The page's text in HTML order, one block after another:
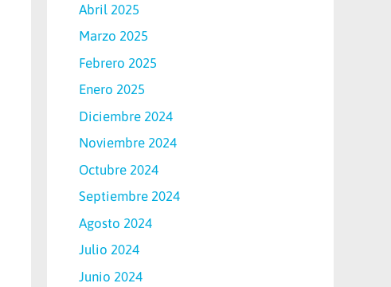
Abril 2025
Marzo 2025
Febrero 2025
Enero 2025
Diciembre 2024
Noviembre 2024
Octubre 2024
Septiembre 2024
Agosto 2024
Julio 2024
Junio 2024